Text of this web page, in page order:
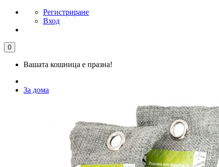
Регистриране
Вход
0
Вашата кошница е празна!
За дома